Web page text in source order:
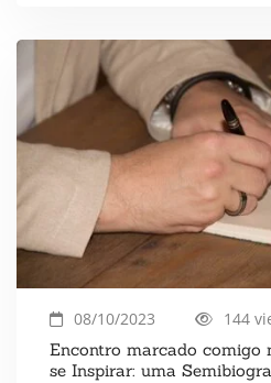
08/10/2023
144
Encontro marcado comigo
se Inspirar: uma